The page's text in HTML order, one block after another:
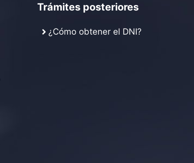
Trámites posteriores
¿Cómo obtener el DNI?